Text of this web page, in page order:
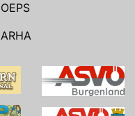
OEPS
ARHA